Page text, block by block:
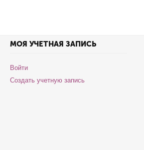
МОЯ УЧЕТНАЯ ЗАПИСЬ
Войти
Создать учетную запись